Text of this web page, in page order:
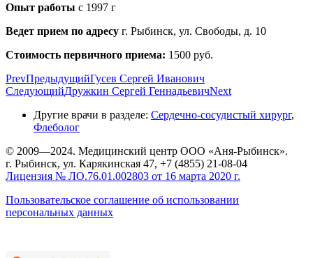
Опыт работы с 1997 г
Ведет прием по адресу г. Рыбинск, ул. Свободы, д. 10
Стоимость первичного приема: 1500 руб.
PrevПредыдущийГусев Сергей Иванович
СледующийДружкин Сергей ГеннадьевичNext
Другие врачи в разделе: Сердечно-сосудистый хирург,
Флеболог
© 2009—2024. Медицинский центр ООО «Аня-Рыбинск».
г. Рыбинск, ул. Карякинская 47, +7 (4855) 21-08-04
Лицензия № ЛО.76.01.002803 от 16 марта 2020 г.
Пользовательское соглашение об использовании
персональных данных